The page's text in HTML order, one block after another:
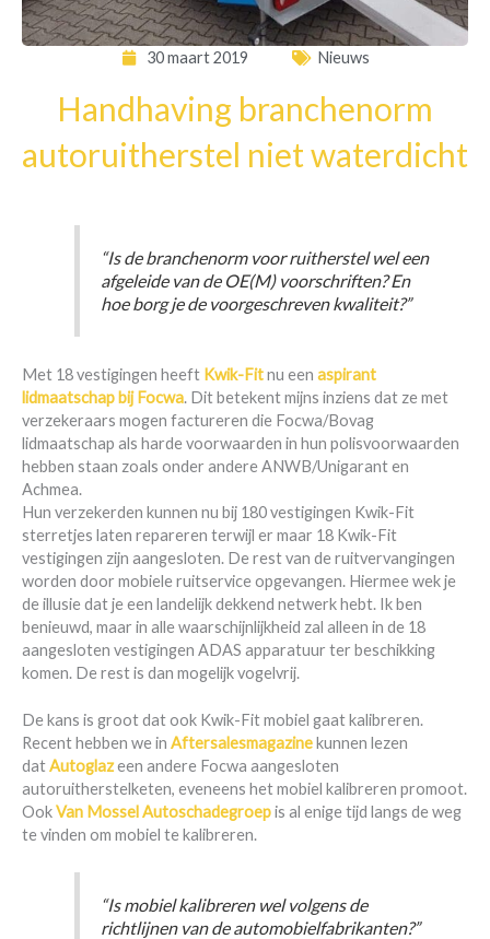
30 maart 2019 Nieuws
Handhaving branchenorm
autoruitherstel niet waterdicht
“Is de branchenorm voor ruitherstel wel een
afgeleide van de OE(M) voorschriften? En
hoe borg je de voorgeschreven kwaliteit?”
Met 18 vestigingen heeft Kwik-Fitnu een aspirant
lidmaatschap bij Focwa. Dit betekent mijns inziens dat ze met
verzekeraars mogen factureren die Focwa/Bovag
lidmaatschap als harde voorwaarden in hun polisvoorwaarden
hebben staan zoals onder andere ANWB/Unigarant en
Achmea.
Hun verzekerden kunnen nu bij 180 vestigingen Kwik-Fit
sterretjes laten repareren terwijl er maar 18 Kwik-Fit
vestigingen zijn aangesloten. De rest van de ruitvervangingen
worden door mobiele ruitservice opgevangen. Hiermee wek je
de illusie dat je een landelijk dekkend netwerk hebt. Ik ben
benieuwd, maar in alle waarschijnlijkheid zal alleen in de 18
aangesloten vestigingen ADAS apparatuur ter beschikking
komen. De rest is dan mogelijk vogelvrij.
De kans is groot dat ook Kwik-Fit mobiel gaat kalibreren.
Recent hebben we in Aftersalesmagazinekunnen lezen
datAutoglazeen andere Focwa aangesloten
autoruitherstelketen, eveneens het mobiel kalibreren promoot.
OokVan Mossel Autoschadegroepis al enige tijd langs de weg
te vinden om mobiel te kalibreren.
“Is mobiel kalibreren wel volgens de
richtlijnen van de automobielfabrikanten?”